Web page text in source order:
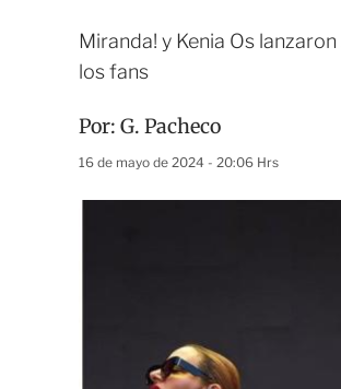
Miranda! y Kenia Os
los fans
Por: G. Pacheco
16 de mayo de 2024 - 20:06 Hrs